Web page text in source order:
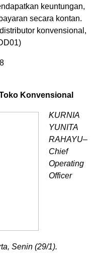
keuntungan,
secara kontan.
konvensional,
Konvensional
KURNIA
YUNITA
RAHAYU–
Chief
Operating
Officer
Senin (29/1).